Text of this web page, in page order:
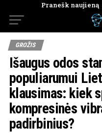
Pranešk naujieną
GROŽIS
Išaugus odos
populiarumui
klausimas: kiek
kompresinės
padirbinius?